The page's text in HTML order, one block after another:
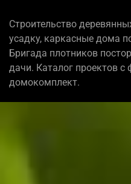
Строительство
усадку, каркасные дома
Бригада плотников
дачи. Каталог проектов с
домокомплект.